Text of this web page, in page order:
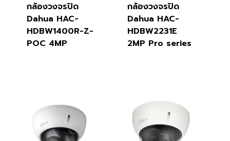
กล้องวงจรปิด
Dahua HAC-
HDBW1400R-Z-
POC 4MP
กล้องวงจรปิด
Dahua HAC-
HDBW2231E
2MP Pro series